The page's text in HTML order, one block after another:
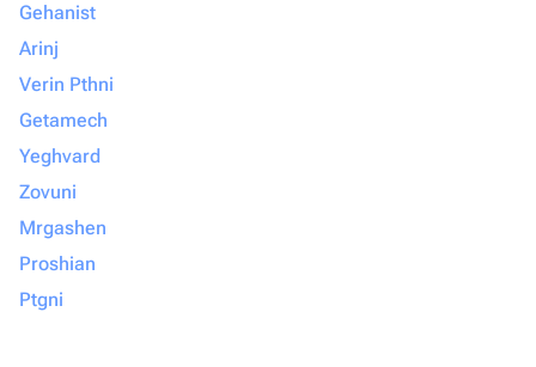
Gehanist
Arinj
Verin Pthni
Getamech
Yeghvard
Zovuni
Mrgashen
Proshian
Ptgni